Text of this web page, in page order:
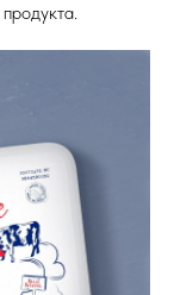
продукта.